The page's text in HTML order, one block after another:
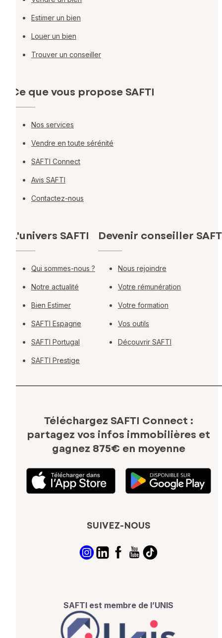
Estimer un bien
Louer un bien
Trouver un conseiller
Ce que vous propose SAFTI
Nos services
Vendre en toute sérénité
SAFTI Connect
Avis SAFTI
Contactez-nous
L'univers SAFTI
Qui sommes-nous ?
Notre actualité
Bien Estimer
SAFTI Espagne
SAFTI Portugal
SAFTI Prestige
Devenir conseiller
Nous rejoindre
Votre rémunération
Votre formation
Vos outils
Découvrir SAFTI
Téléchargez SAFTI Connect :
partagez vos infos immobilières et
gagnez 875€ en moyenne
SUIVEZ-NOUS
SAFTI est membre de l’UNIS